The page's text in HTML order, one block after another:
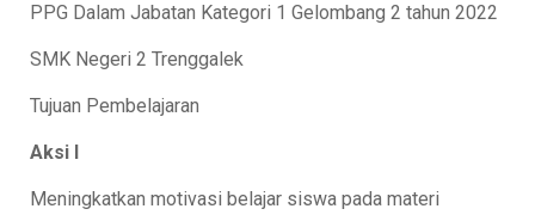
PPG Dalam Jabatan Kategori 1 Gelombang 2 tahun 2022
SMK Negeri 2 Trenggalek
Tujuan Pembelajaran
Aksi I
Meningkatkan motivasi belajar siswa pada materi